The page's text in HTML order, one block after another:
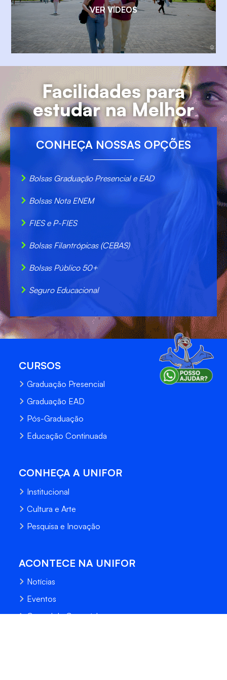
VER VÍDEOS
Facilidades para
estudar na Melhor
CONHEÇA NOSSAS OPÇÕES
Bolsas Graduação Presencial e EAD
Bolsas Nota ENEM
FIES e P-FIES
Bolsas Filantrópicas (CEBAS)
Bolsas Público 50+
Seguro Educacional
CURSOS
Graduação Presencial
Graduação EAD
Pós-Graduação
Educação Continuada
CONHEÇA A UNIFOR
Institucional
Cultura e Arte
Pesquisa e Inovação
ACONTECE NA UNIFOR
Notícias
Eventos
Central de Conteúdo